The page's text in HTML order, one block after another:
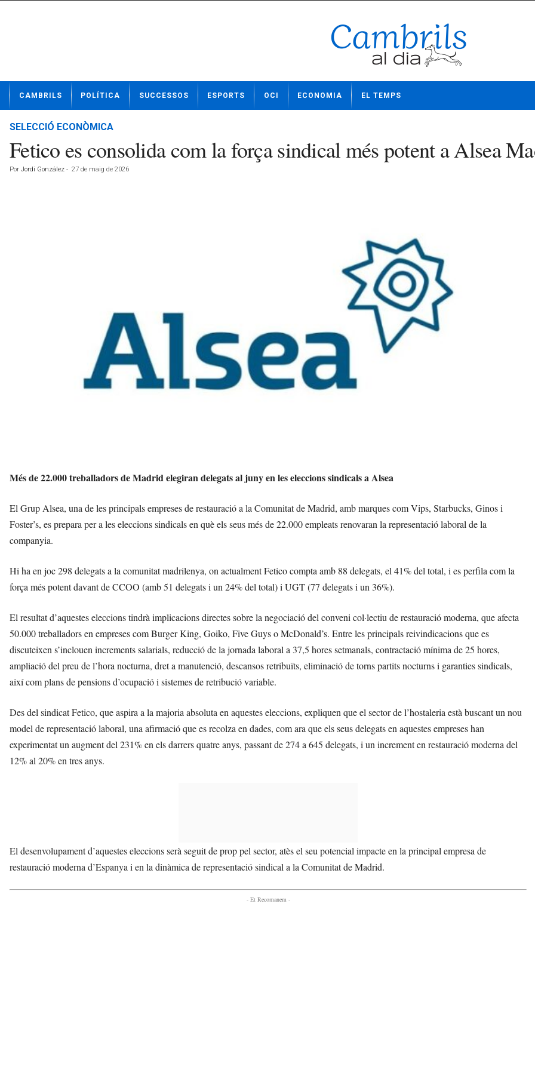
t
CAMBRILS POLÍTICA SUCCESSOS ESPORTS OCI ECONOMIA EL TEMPS
SELECCIÓ ECONÒMICA
Fetico es consolida com la força sindical més potent a Alsea
Por Jordi González - 27 de maig de 2026
Més de 22.000 treballadors de Madrid elegiran delegats al juny en les eleccions sindicals a Alsea
El Grup Alsea, una de les principals empreses de restauració a la Comunitat de Madrid, amb marques com Vips, Starbucks, Ginos i
Foster’s, es prepara per a les eleccions sindicals en què els seus més de 22.000 empleats renovaran la representació laboral de la
companyia.
Hi ha en joc 298 delegats a la comunitat madrilenya, on actualment Fetico compta amb 88 delegats, el 41% del total, i es perfila com la
força més potent davant de CCOO (amb 51 delegats i un 24% del total) i UGT (77 delegats i un 36%).
El resultat d’aquestes eleccions tindrà implicacions directes sobre la negociació del conveni col·lectiu de restauració moderna, que afecta
50.000 treballadors en empreses com Burger King, Goiko, Five Guys o McDonald’s. Entre les principals reivindicacions que es
discuteixen s’inclouen increments salarials, reducció de la jornada laboral a 37,5 hores setmanals, contractació mínima de 25 hores,
ampliació del preu de l’hora nocturna, dret a manutenció, descansos retribuïts, eliminació de torns partits nocturns i garanties sindicals,
així com plans de pensions d’ocupació i sistemes de retribució variable.
Des del sindicat Fetico, que aspira a la majoria absoluta en aquestes eleccions, expliquen que el sector de l’hostaleria està buscant un nou
model de representació laboral, una afirmació que es recolza en dades, com ara que els seus delegats en aquestes empreses han
experimentat un augment del 231% en els darrers quatre anys, passant de 274 a 645 delegats, i un increment en restauració moderna del
12% al 20% en tres anys.
El desenvolupament d’aquestes eleccions serà seguit de prop pel sector, atès el seu potencial impacte en la principal empresa de
restauració moderna d’Espanya i en la dinàmica de representació sindical a la Comunitat de Madrid.
- Et Recomanem -